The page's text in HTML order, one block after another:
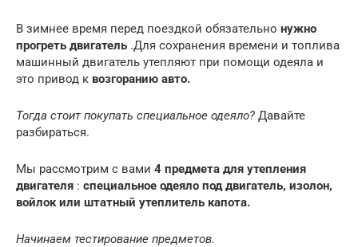
В зимнее время перед поездкой обязательно нужно
прогреть двигатель .Для сохранения времени и топлива
машинный двигатель утепляют при помощи одеяла и
это привод к возгоранию авто.
Тогда стоит покупать специальное одеяло? Давайте
разбираться.
Мы рассмотрим с вами 4 предмета для утепления
двигателя : специальное одеяло под двигатель, изолон,
войлок или штатный утеплитель капота.
Начинаем тестирование предметов.